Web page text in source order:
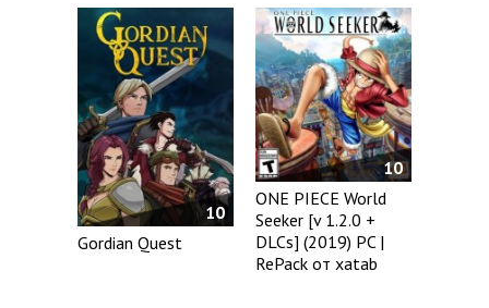
10
Gordian Quest
10
ONE PIECE World
Seeker [v 1.2.0 +
DLCs] (2019) PC |
RePack от xatab